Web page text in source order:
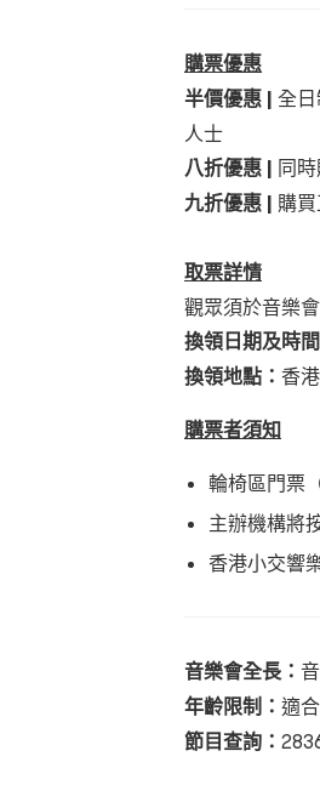
購票優惠
半價優惠 | 全
人士
八折優惠 | 同
九折優惠 | 購
取票詳情
觀眾須於音樂
換領日期及時間
換領地點 ： 香
購票者須知
輪椅區門票
主辦機構將
香港小交響
音樂會全長：
年齡限制： 適
節目查詢：